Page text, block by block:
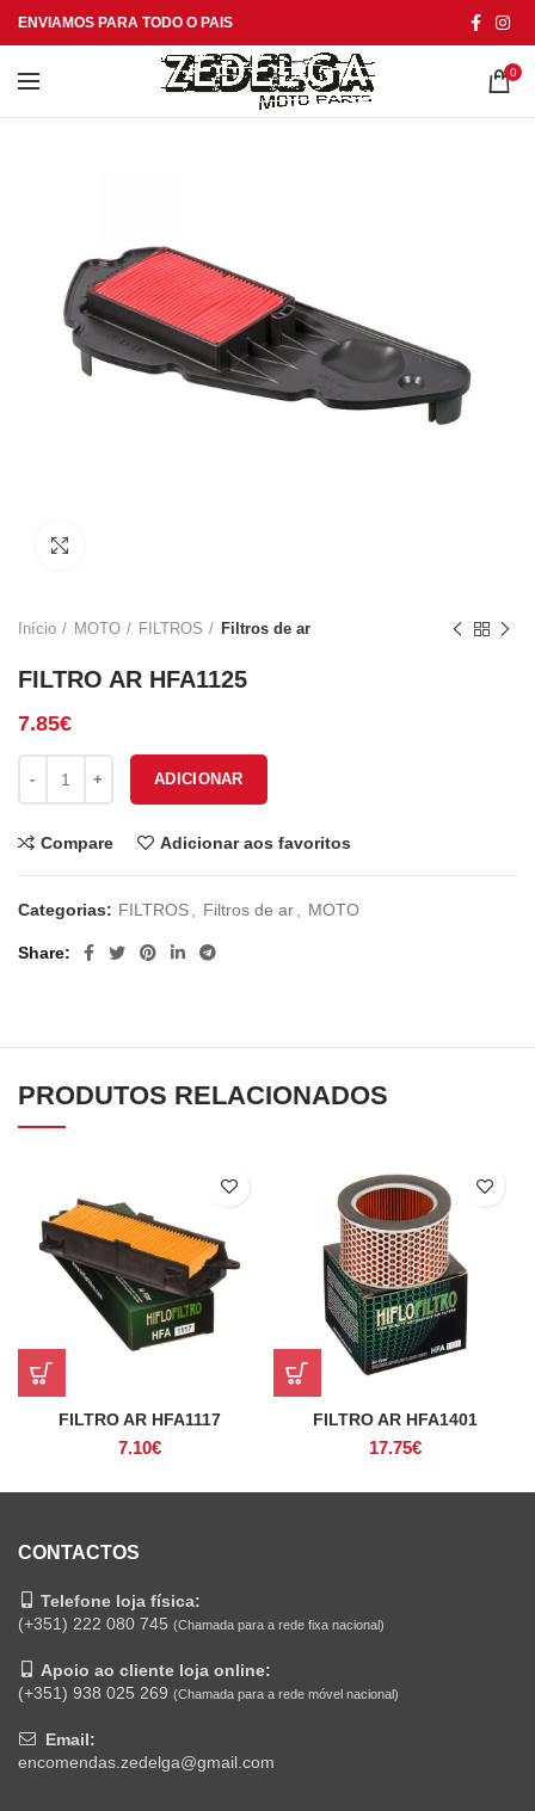
ENVIAMOS PARA TODO O PAIS
0
Início MOTO FILTROS Filtros de ar
FILTRO AR HFA1125
7.85€
ADICIONAR
Compare Adicionar aos favoritos
Categorias: FILTROS Filtros de ar MOTO
Share
PRODUTOS RELACIONADOS
FILTRO AR HFA1117
7.10€
FILTRO AR HFA1401
17.75€
CONTACTOS
Telefone loja física:
(+351) 222 080 745 (Chamada para a rede fixa nacional)
Apoio ao cliente loja online:
(+351) 938 025 269 (Chamada para a rede móvel nacional)
Email:
encomendas.zedelga@gmail.com